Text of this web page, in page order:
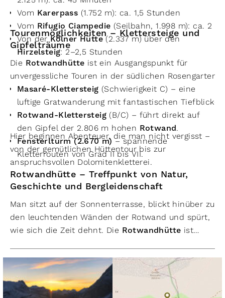
Vom Karerpass (1.752 m): ca. 1,5 Stunden
Vom Rifugio Ciampedie (Seilbahn, 1.998 m): ca. 2
Von derKölner Hütte(2.337 m) über den
Hirzelsteig: 2–2,5 Stunden
Tourenmöglichkeiten – Klettersteige und
Gipfelträume
Die Rotwandhütte ist ein Ausgangspunkt für
unvergessliche Touren in der südlichen
Masaré-Klettersteig (Schwierigkeit C) – eine
luftige Gratwanderung mit fantastischen
Rotwand-Klettersteig (B/C) – führt direkt auf
den Gipfel der 2.806 m hohen Rotwand.
Fensterlturm (2.670 m) – spannende
Kletterrouten von Grad II bis VII.
Hier beginnen Abenteuer, die man nicht vergisst –
von der gemütlichen Hüttentour bis zur
anspruchsvollen Dolomitenkletterei.
Rotwandhütte – Treffpunkt von Natur,
Geschichte und Bergleidenschaft
Man sitzt auf der Sonnenterrasse, blickt hinüber zu
den leuchtenden Wänden der Rotwand und spürt,
wie sich die Zeit dehnt. Die Rotwandhütte ist
dem man verweilt, Geschichten hört und das Herz
der Dolomiten schlägt.